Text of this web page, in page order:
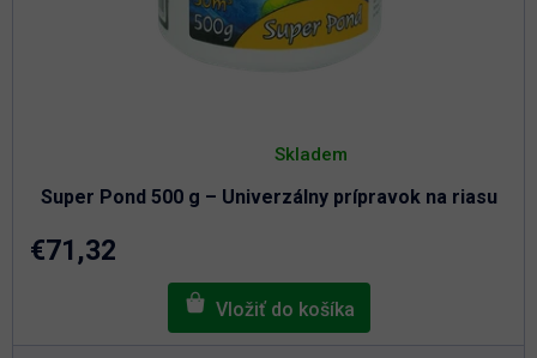
Super Pond 500 g – Univerzálny prípravok na riasu
hodnotenie
je
5,0
Skladem
€71,32